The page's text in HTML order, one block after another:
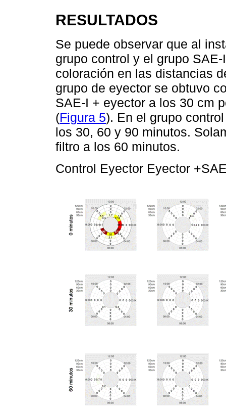
RESULTADOS
Se puede observar que al
grupo control y el grupo
coloración en las distancias
grupo de eyector se obtuvo
SAE-I + eyector a los 30 cm
(Figura 5). En el grupo
los 30, 60 y 90 minutos.
filtro a los 60 minutos.
Control Eyector Eyector